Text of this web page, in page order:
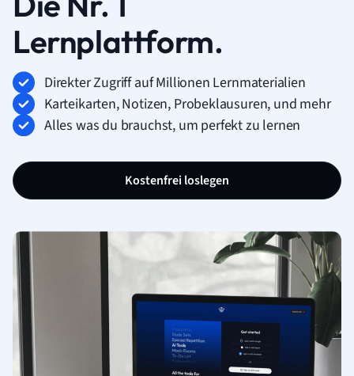
Lernplattform.
Direkter Zugriff auf Millionen Lernmaterialien
Karteikarten, Notizen, Probeklausuren, und mehr
Alles was du brauchst, um perfekt zu lernen
Kostenfrei loslegen